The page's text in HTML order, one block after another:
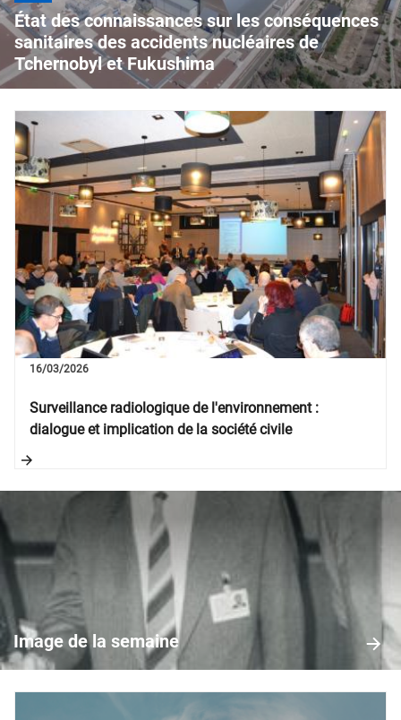
État des connaissances sur les conséquences
sanitaires des accidents nucléaires de
Tchernobyl et Fukushima
Image de la semaine
Image
de
semaine
Surveillance radiologique de l'environnement :
dialogue et implication de la société civile
16/03/2026